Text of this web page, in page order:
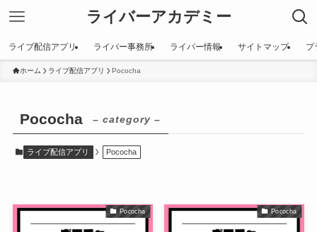
ライバーアカデミー
ライブ配信アプリ ライバー事務所 ライバー情報 サイトマップ プ
ホーム ライブ配信アプリ Pococha
Pococha – category –
ライブ配信アプリ Pococha
Pococha Pococha